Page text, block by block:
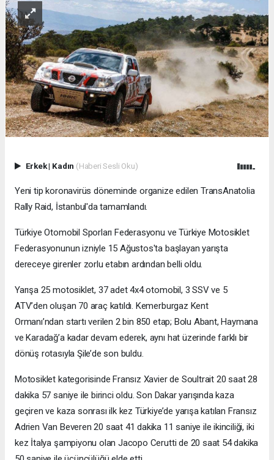
Erkek| Kadın (Haberi Sesli Oku)
Yeni tip koronavirüs döneminde organize edilen TransAnatolia
Rally Raid, İstanbul'da tamamlandı.
Türkiye Otomobil Sporları Federasyonu ve Türkiye Motosiklet
Federasyonunun izniyle 15 Ağustos'ta başlayan yarışta
dereceye girenler zorlu etabın ardından belli oldu.
Yarışa 25 motosiklet, 37 adet 4x4 otomobil, 3 SSV ve 5
ATV’den oluşan 70 araç katıldı. Kemerburgaz Kent
Ormanı’ndan startı verilen 2 bin 850 etap; Bolu Abant, Haymana
ve Karadağ’a kadar devam ederek, aynı hat üzerinde farklı bir
dönüş rotasıyla Şile’de son buldu.
Motosiklet kategorisinde Fransız Xavier de Soultrait 20 saat 28
dakika 57 saniye ile birinci oldu. Son Dakar yarışında kaza
geçiren ve kaza sonrası ilk kez Türkiye’de yarışa katılan Fransız
Adrien Van Beveren 20 saat 41 dakika 11 saniye ile ikinciliği, iki
kez İtalya şampiyonu olan Jacopo Cerutti de 20 saat 54 dakika